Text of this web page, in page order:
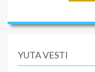
YUTA VESTI